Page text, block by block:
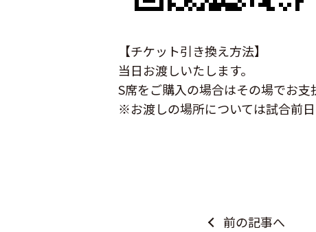
【チケット引き換え方法】
当日お渡しいたします。
S席をご購入の場合はその場でお
※お渡しの場所については試合前
前の記事へ